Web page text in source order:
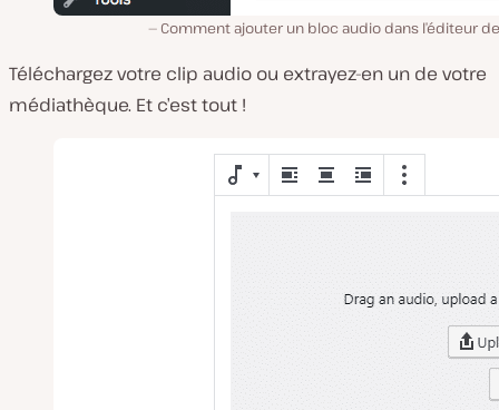
Comment ajouter un bloc audio dans l’éditeur
Téléchargez votre clip audio ou extrayez-en un de votre
médiathèque. Et c’est tout !